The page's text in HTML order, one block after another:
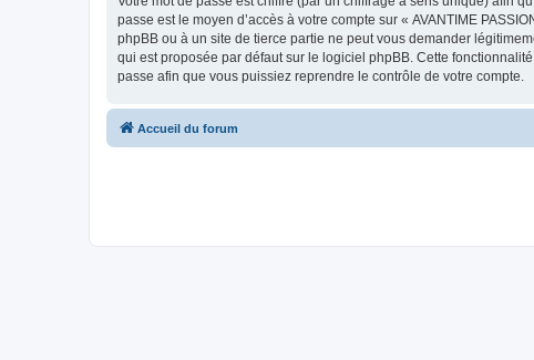
passe est le moyen d’accès à votre compte sur « AVANTIME
phpBB ou à un site de tierce partie ne peut vous demander
qui est proposée par défaut sur le logiciel phpBB. Cette
passe afin que vous puissiez reprendre le contrôle de votre compte.
Accueil du forum